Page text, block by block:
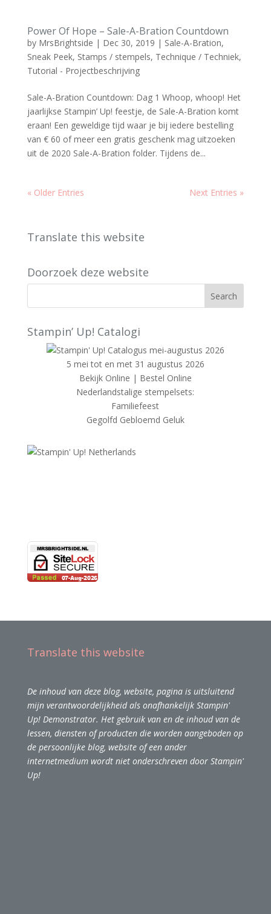
Power Of Hope – Sale-A-Bration Countdown
by MrsBrightside | Dec 30, 2019 | Sale-A-Bration,
Sneak Peek, Stamps / stempels, Technique / Techniek,
Tutorial - Projectbeschrijving
Sale-A-Bration Countdown: Dag 1 Whoop, whoop! Het
jaarlijkse Stampin’ Up! feestje, de Sale-A-Bration komt
eraan! Een geweldige tijd waar je bij iedere bestelling
van € 60 of meer een gratis geschenk mag uitzoeken
uit de 2020 Sale-A-Bration folder. Tijdens de...
« Older Entries Next Entries »
Translate this website
Doorzoek deze website
Stampin’ Up! Catalogi
5 mei tot en met 31 augustus 2026
Bekijk Online | Bestel Online
Nederlandstalige stempelsets:
Familiefeest
Gegolfd Gebloemd Geluk
Translate this website
De inhoud van deze blog, website, pagina is uitsluitend
mijn verantwoordelijkheid als onafhankelijk Stampin'
Up! Demonstrator. Het gebruik van en de inhoud van de
lessen, diensten of producten die worden aangeboden op
de persoonlijke blog, website of een ander
internetmedium wordt niet onderschreven door Stampin'
Up!